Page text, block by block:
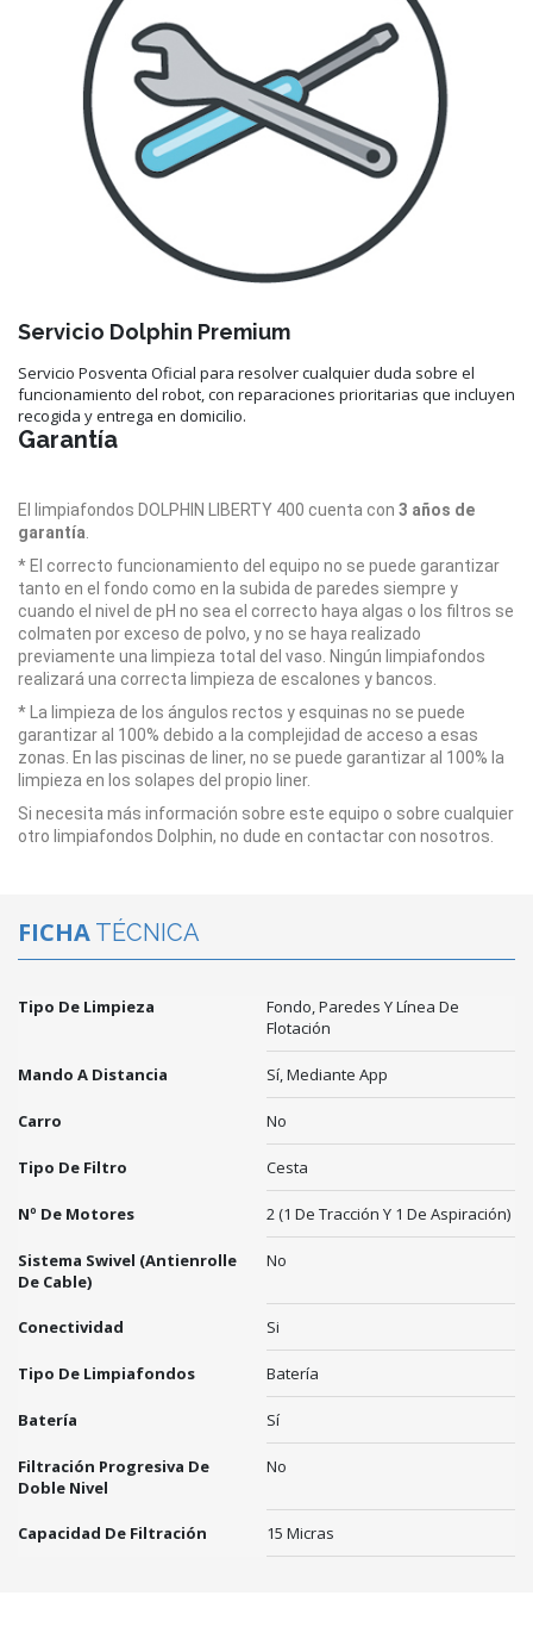
Servicio Dolphin Premium
Servicio Posventa Oficial para resolver cualquier duda sobre el
funcionamiento del robot, con reparaciones prioritarias que incluyen
recogida y entrega en domicilio.
Garantía
El limpiafondos DOLPHIN LIBERTY 400 cuenta con 3 años de
garantía.
* El correcto funcionamiento del equipo no se puede garantizar
tanto en el fondo como en la subida de paredes siempre y
cuando el nivel de pH no sea el correcto haya algas o los filtros se
colmaten por exceso de polvo, y no se haya realizado
previamente una limpieza total del vaso. Ningún limpiafondos
realizará una correcta limpieza de escalones y bancos.
* La limpieza de los ángulos rectos y esquinas no se puede
garantizar al 100% debido a la complejidad de acceso a esas
zonas. En las piscinas de liner, no se puede garantizar al 100% la
limpieza en los solapes del propio liner.
Si necesita más información sobre este equipo o sobre cualquier
otro limpiafondos Dolphin, no dude en contactar con nosotros.
FICHA TÉCNICA
Tipo De Limpieza
Fondo, Paredes Y Línea De
Flotación
Mando A Distancia Sí, Mediante App
Carro No
Tipo De Filtro Cesta
Nº De Motores 2 (1 De Tracción Y 1 De Aspiración)
Sistema Swivel (antienrolle
De Cable)
No
Conectividad Si
Tipo De Limpiafondos Batería
Batería Sí
Filtración Progresiva De
Doble Nivel
No
Capacidad De Filtración 15 Micras